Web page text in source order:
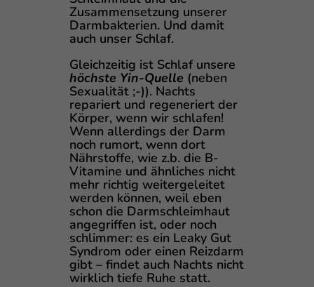
Zusammensetzung unserer
Darmbakterien. Und damit
auch unser Schlaf.
Gleichzeitig ist Schlaf unsere
höchste Yin-Quelle (neben
Sexualität ;-)). Nachts
repariert und regeneriert der
Körper, wenn wir schlafen!
Wenn allerdings der Darm
noch rumort, wenn dort
Nährstoffe, wie z.b. die B-
Vitamine und ähnliches nicht
mehr richtig weitergeleitet
werden können, weil eben
schon die Darmschleimhaut
angegriffen ist, oder noch
schlimmer: es ein Leaky Gut
Syndrom oder einen Reizdarm
gibt – findet auch Nachts nicht
wirklich tiefe Ruhe statt.